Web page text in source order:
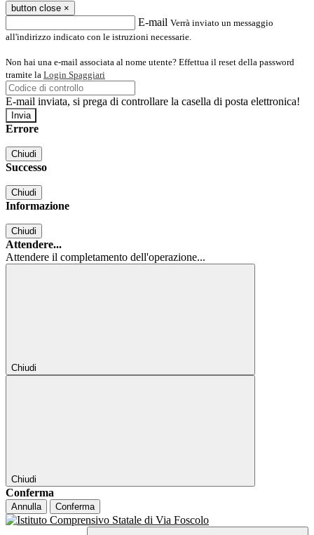
button close ×
E-mail Verrà inviato un messaggio
all'indirizzo indicato con le istruzioni necessarie.
Non hai una e-mail associata al nome utente? Effettua il reset della password
tramite la Login Spaggiari
E-mail inviata, si prega di controllare la casella di posta elettronica!
Errore
Chiudi
Successo
Chiudi
Informazione
Chiudi
Attendere...
Attendere il completamento dell'operazione...
Chiudi
Chiudi
Conferma
Annulla Conferma